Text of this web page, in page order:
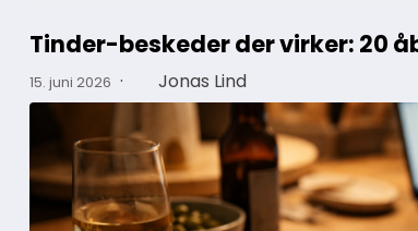
Tinder-beskeder der virker: 20
15. juni 2026 · Jonas Lind